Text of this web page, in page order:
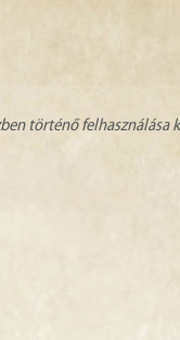
történő